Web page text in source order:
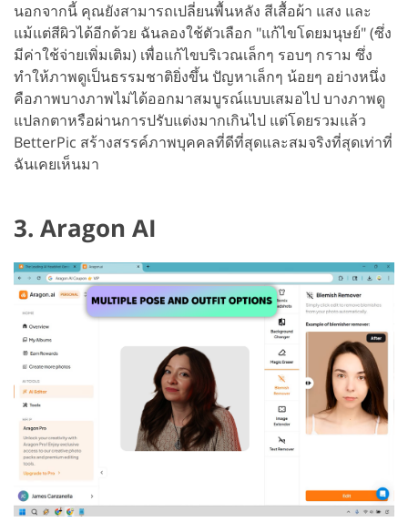
นอกจากนี้ คุณยังสามารถเปลี่ยนพื้นหลัง สีเสื้อผ้า แสง และ
แม้แต่สีผิวได้อีกด้วย ฉันลองใช้ตัวเลือก "แก้ไขโดยมนุษย์" (ซึ่ง
มีค่าใช้จ่ายเพิ่มเติม) เพื่อแก้ไขบริเวณเล็กๆ รอบๆ กราม ซึ่ง
ทำให้ภาพดูเป็นธรรมชาติยิ่งขึ้น ปัญหาเล็กๆ น้อยๆ อย่างหนึ่ง
คือภาพบางภาพไม่ได้ออกมาสมบูรณ์แบบเสมอไป บางภาพดู
แปลกตาหรือผ่านการปรับแต่งมากเกินไป แต่โดยรวมแล้ว
BetterPic สร้างสรรค์ภาพบุคคลที่ดีที่สุดและสมจริงที่สุดเท่าที่
ฉันเคยเห็นมา
3. Aragon AI